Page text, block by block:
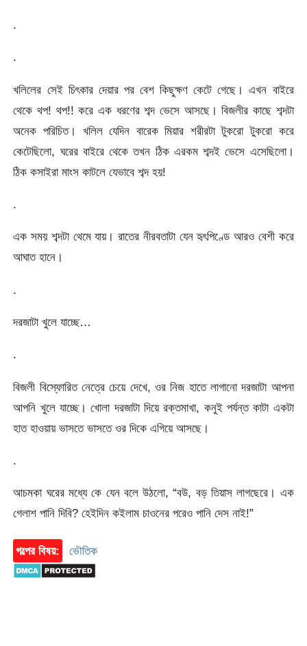
.
.
খলিলের সেই চিৎকার দেয়ার পর বেশ কিছুক্ষণ কেটে গেছে। এখন বাইরে
থেকে থপ! থপ!! করে এক ধরণের শব্দ ভেসে আসছে। বিজলীর কাছে শব্দটা
অনেক পরিচিত। খলিল যেদিন বারেক মিয়ার শরীরটা টুকরো টুকরো করে
কেটেছিলো, ঘরের বাইরে থেকে তখন ঠিক এরকম শব্দই ভেসে এসেছিলো।
ঠিক কসাইরা মাংস কাটলে যেভাবে শব্দ হয়!
.
এক সময় শব্দটা থেমে যায়। রাতের নীরবতাটা যেন হৃৎপিণ্ডে আরও বেশী করে
আঘাত হানে।
.
দরজাটা খুলে যাচ্ছে…
.
বিজলী বিস্ফোরিত নেত্রে চেয়ে দেখে, ওর নিজ হাতে লাগানো দরজাটা আপনা
আপনি খুলে যাচ্ছে। খোলা দরজাটা দিয়ে রক্তমাখা, কনুই পর্যন্ত কাটা একটা
হাত হাওয়ায় ভাসতে ভাসতে ওর দিকে এগিয়ে আসছে।
.
আচমকা ঘরের মধ্যে কে যেন বলে উঠলো, “বউ, বড় তিয়াস লাগছেরে। এক
গেলাশ পানি দিবি? হেইদিন কইলাম চাওনের পরেও পানি দেস নাই!”
গল্পের বিষয়: ভৌতিক